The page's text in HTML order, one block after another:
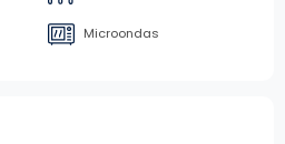
Microondas